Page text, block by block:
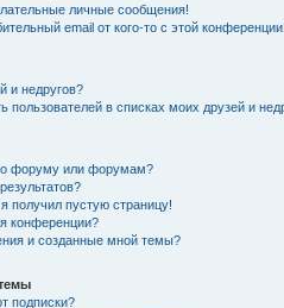
личные сообщения!
email от кого-то с этой конференции!
и недругов?
пользователей в списках моих друзей и
форуму или форумам?
получил пустую страницу!
конференции?
и созданные мной темы?
подписки?